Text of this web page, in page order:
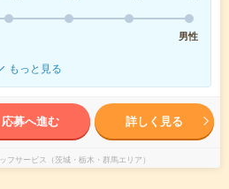
男性
もっと見る
応募へ進む 詳しく見る
フサービス（茨城・栃木・群馬エリア）